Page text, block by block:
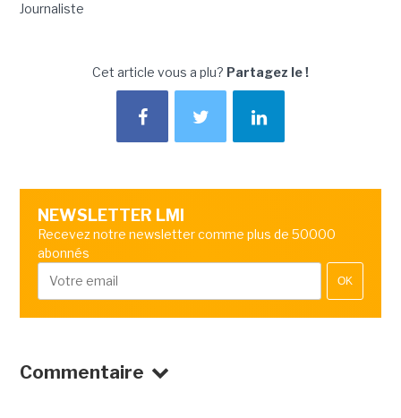
Journaliste
Cet article vous a plu? Partagez le !
NEWSLETTER LMI
Recevez notre newsletter comme plus de 50000
abonnés
OK
Commentaire